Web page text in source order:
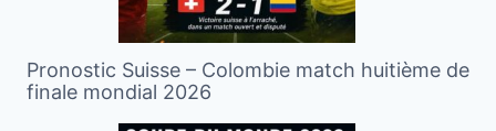
Pronostic Suisse – Colombie match huitième de
finale mondial 2026